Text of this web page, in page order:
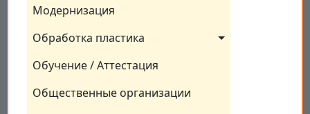
Модернизация
Обработка пластика
Обучение / Аттестация
Общественные организации